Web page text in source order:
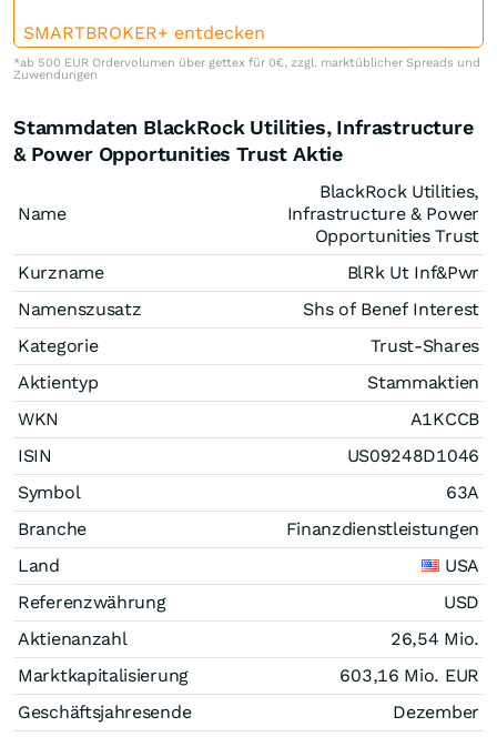
SMARTBROKER+ entdecken
*ab 500 EUR Ordervolumen über gettex für 0€, zzgl. marktüblicher Spreads und
Zuwendungen
Stammdaten BlackRock Utilities, Infrastructure
& Power Opportunities Trust Aktie
Name
BlackRock Utilities,
Infrastructure & Power
Opportunities Trust
Kurzname
BlRk Ut Inf&Pwr
Namenszusatz
Shs of Benef Interest
Kategorie
Trust-Shares
Aktientyp
Stammaktien
WKN
A1KCCB
ISIN
US09248D1046
Symbol
63A
Branche
Finanzdienstleistungen
Land
USA
Referenzwährung
USD
Aktienanzahl
26,54 Mio.
Marktkapitalisierung
603,16 Mio. EUR
Geschäftsjahresende
Dezember